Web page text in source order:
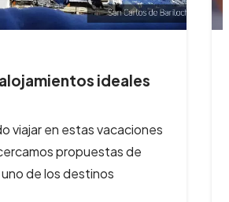
consejos para evitar
hoy en día es una práctica
a las redes sociales y a las